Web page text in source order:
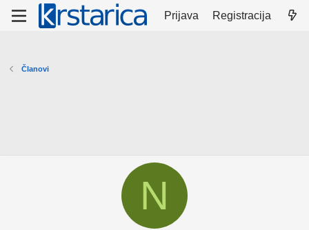
Prijava Registracija
Članovi
N